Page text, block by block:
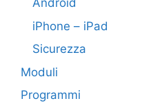
Android
iPhone – iPad
Sicurezza
Moduli
Programmi